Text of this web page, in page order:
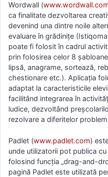
Wordwall (
ca finalitate dezvoltarea
devenind una dintre noile
evaluare în grădinițe
poate fi folosit în cadrul
prin folosirea celor 8
lipsă, anagrame, sortează,
chestionare etc.). Aplicația
adaptat la caracteristicile
facilitând integrarea în
ludice, dezvoltând
rezolvare a diferitelor
Padlet (www.padlet.com)
unde utilizatorii pot publica
folosind funcția „drag-and-
pagină Padlet este utilizată